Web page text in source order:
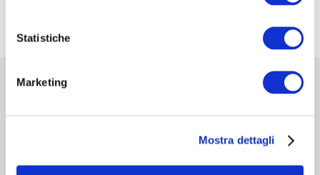
Statistiche
Marketing
Mostra dettagli